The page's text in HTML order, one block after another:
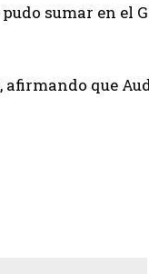
sumar en el
que